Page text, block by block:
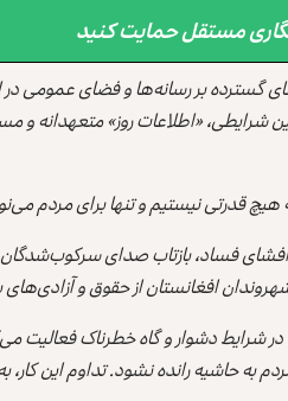
مستقل حمایت کنید
گسترده بر رسانه‌ها و فضای عمومی
شرایطی، «اطلاعات روز» متعهدانه و
هیچ قدرتی نیستیم و تنها برای مردم
فساد، بازتاب صدای
افغانستان از حقوق و آزادی‌های
در شرایط دشوار و گاه خطرناک
به حاشیه رانده نشود. تداوم این